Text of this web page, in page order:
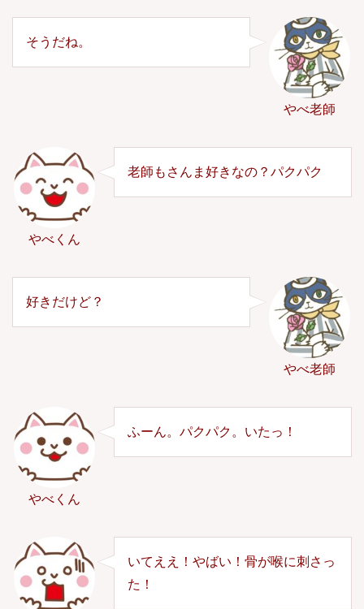
やべ老師
そうだね。
やべくん
老師もさんま好きなの？パクパク
やべ老師
好きだけど？
やべくん
ふーん。パクパク。いたっ！
いてええ！やばい！骨が喉に刺さっ
た！